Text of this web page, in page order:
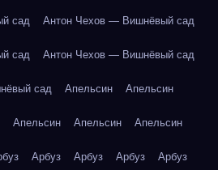
сад Антон Чехов — Вишнёвый сад
сад Антон Чехов — Вишнёвый сад
сад Апельсин Апельсин
Апельсин Апельсин Апельсин
Арбуз Арбуз Арбуз Арбуз